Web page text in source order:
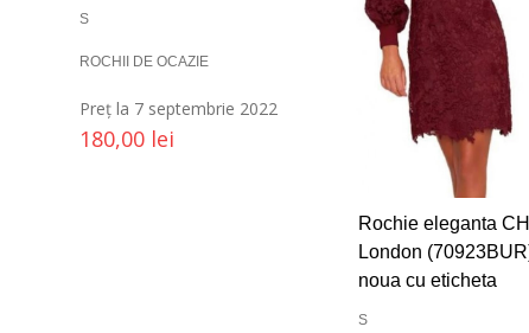
S
ROCHII DE OCAZIE
Preț la 7 septembrie 2022
180,00 lei
Rochie eleganta
London
noua cu eticheta
S